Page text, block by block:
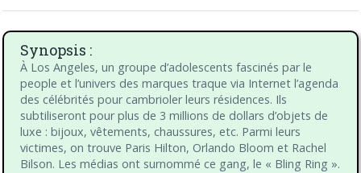
Synopsis :
À Los Angeles, un groupe d’adolescents fascinés par le
people et l’univers des marques traque via Internet l’agenda
des célébrités pour cambrioler leurs résidences. Ils
subtiliseront pour plus de 3 millions de dollars d’objets de
luxe : bijoux, vêtements, chaussures, etc. Parmi leurs
victimes, on trouve Paris Hilton, Orlando Bloom et Rachel
Bilson. Les médias ont surnommé ce gang, le « Bling Ring ».